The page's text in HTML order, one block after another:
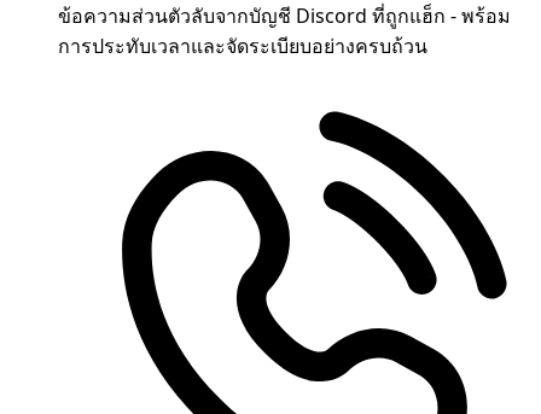
ข้อความส่วนตัวลับจากบัญชี Discord ที่ถูกแฮ็ก - พร้อม
การประทับเวลาและจัดระเบียบอย่างครบถ้วน